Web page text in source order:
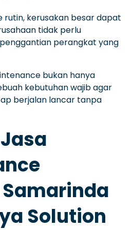
rutin, kerusakan besar dapat
tidak perlu
perangkat yang
bukan hanya
kebutuhan wajib agar
berjalan lancar tanpa
Samarinda
Solution